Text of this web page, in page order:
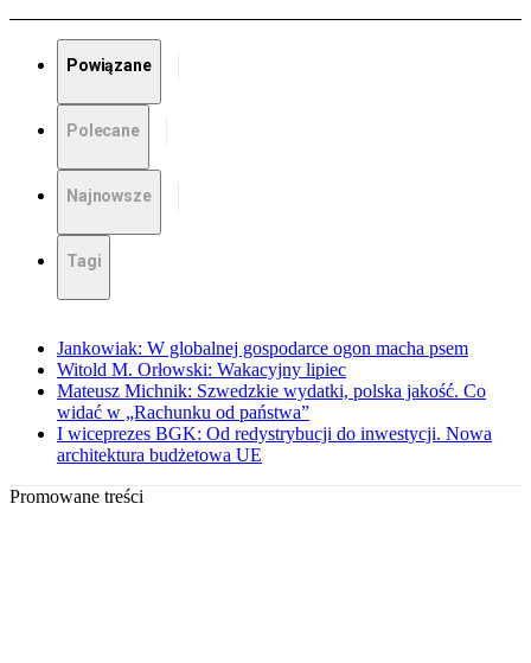
Powiązane
Polecane
Najnowsze
Tagi
Jankowiak: W globalnej gospodarce ogon macha psem
Witold M. Orłowski: Wakacyjny lipiec
Mateusz Michnik: Szwedzkie wydatki, polska jakość. Co
widać w „Rachunku od państwa”
I wiceprezes BGK: Od redystrybucji do inwestycji. Nowa
architektura budżetowa UE
Promowane treści